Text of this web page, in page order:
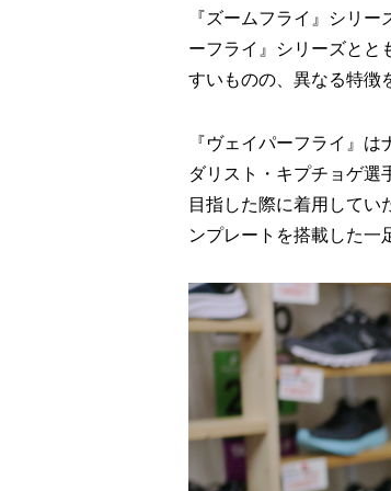
『ズームフライ』シリ
ーフライ』シリーズとと
すいものの、異なる特徴
『ヴェイパーフライ』
ダリスト・キプチョゲ
目指した際に着用してい
ンプレートを搭載した一